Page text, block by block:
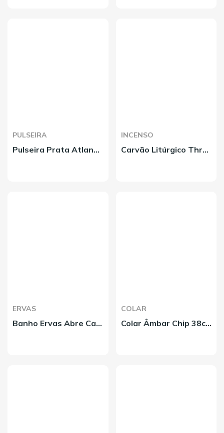
PULSEIRA
Pulseira Prata Atlante Oxidado 18cm
INCENSO
Carvão Litúrgico Three Kings Stick
ERVAS
Banho Ervas Abre Caminhos
COLAR
Colar Âmbar Chip 38cm